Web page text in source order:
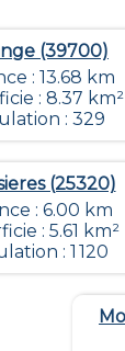
(39700)
: 13.68 km
: 8.37 km²
: 329
(25320)
: 6.00 km
: 5.61 km²
: 1 120